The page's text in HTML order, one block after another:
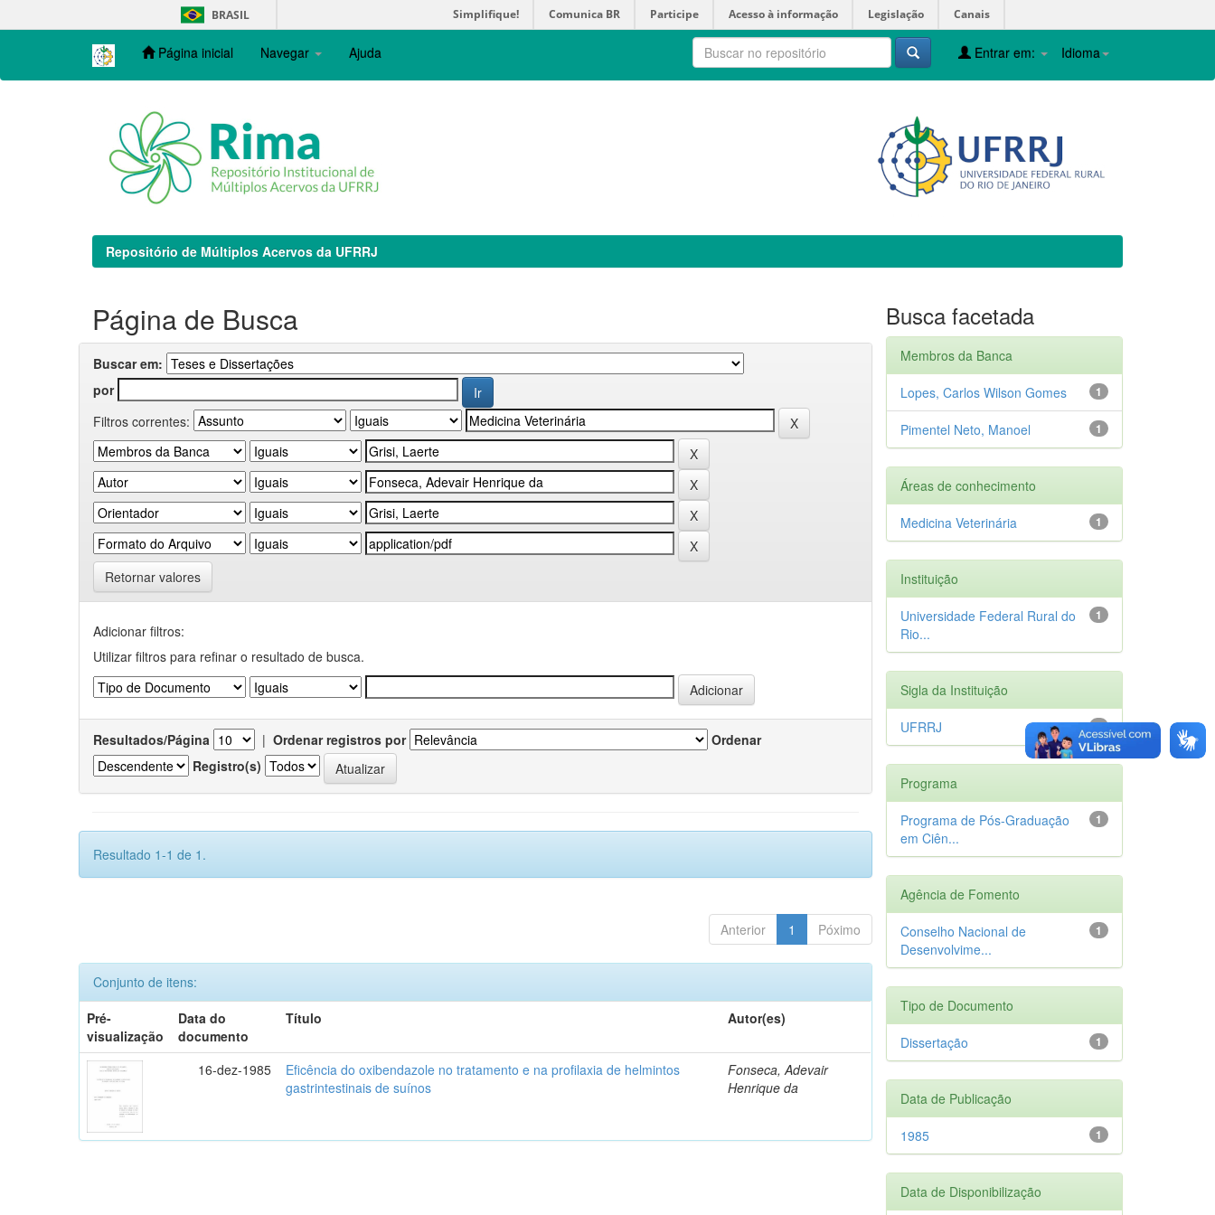
navigation
BRASIL Simplifique! Comunica BR Participe Acesso à informação Legislação Canais
Página inicial Navegar Ajuda Idioma
Entrar em:
Repositório de Múltiplos Acervos da UFRRJ
Página de Busca
Buscar em:
por
Filtros correntes:
Retornar valores
Adicionar filtros:
Utilizar filtros para refinar o resultado de busca.
Resultados/Página | Ordenar registros por
Ordenar
Registro(s)
Resultado 1-1 de 1.
Anterior 1 Póximo
Conjunto de itens:
Pré-
visualização
Data do
documento
Título Autor(es)
16-dez-1985
Eficência do oxibendazole no tratamento e na profilaxia de helmintos
gastrintestinais de suínos
Fonseca, Adevair
Henrique da
Busca facetada
Membros da Banca
1
Lopes, Carlos Wilson Gomes
1
Pimentel Neto, Manoel
Áreas de conhecimento
1
Medicina Veterinária
Instituição
1
Universidade Federal Rural do
Rio...
Sigla da Instituição
1
UFRRJ
Programa
1
Programa de Pós-Graduação
em Ciên...
Agência de Fomento
1
Conselho Nacional de
Desenvolvime...
Tipo de Documento
1
Dissertação
Data de Publicação
1
1985
Data de Disponibilização